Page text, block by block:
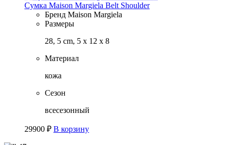
Сумка Maison Margiela Belt Shoulder
Бренд Maison Margiela
Размеры
28, 5 cm, 5 x 12 x 8
Материал
кожа
Сезон
всесезонный
29900 ₽ В корзину